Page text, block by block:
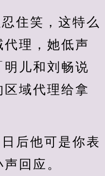
住笑，这特么
理，她低声
儿和刘畅说
域代理给拿
日后他可是你表
回应。